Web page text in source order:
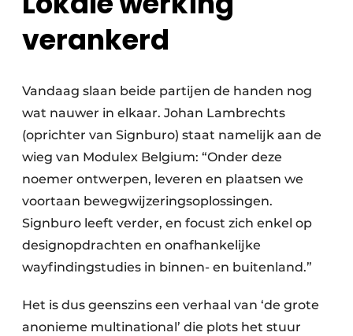
verankerd
Vandaag slaan beide partijen de handen nog
wat nauwer in elkaar. Johan Lambrechts
(oprichter van Signburo) staat namelijk aan de
wieg van Modulex Belgium: “Onder deze
noemer ontwerpen, leveren en plaatsen we
voortaan bewegwijzeringsoplossingen.
Signburo leeft verder, en focust zich enkel op
designopdrachten en onafhankelijke
wayfindingstudies in binnen- en buitenland.”
Het is dus geenszins een verhaal van ‘de grote
anonieme multinational’ die plots het stuur